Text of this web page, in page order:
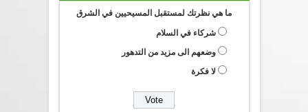
ما هي نظرتك لمستقبل المسيحيين في الشرق
شركاء في السلام
وضعهم الى مزيد من التدهور
لا فكرة